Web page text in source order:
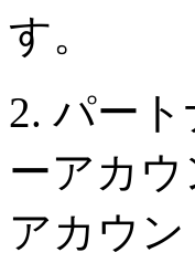
す。
2. パー
ーアカ
アカウ